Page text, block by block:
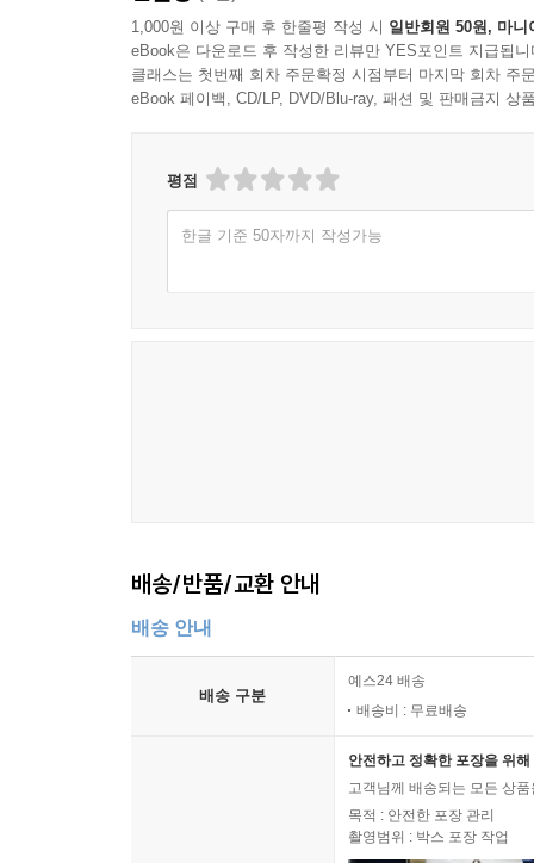
1,000원 이상 구매 후 한줄평 작성 시 일반회원 50원, 마니
eBook은 다운로드 후 작성한 리뷰만 YES포인트 지급됩니
클래스는 첫번째 회차 주문확정 시점부터 마지막 회차 주
eBook 페이백, CD/LP, DVD/Blu-ray, 패션 및 판매금지 상
평점
한글 기준 50자까지 작성가능
배송/반품/교환 안내
배송 안내
배송 구분
예스24 배송
배송비 : 무료배송
안전하고 정확한 포장을 위
고객님께 배송되는 모든 상
목적 : 안전한 포장 관리
촬영범위 : 박스 포장 작업